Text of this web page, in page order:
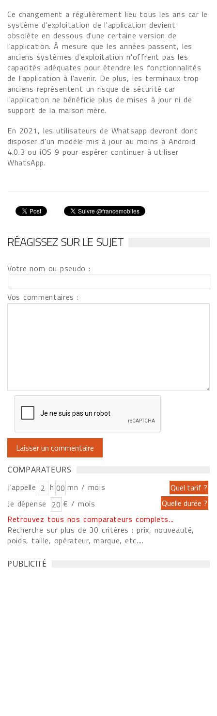
Ce changement a régulièrement lieu tous les ans car le
système d'exploitation de l'application devient
obsolète en dessous d'une certaine version de
l'application. À mesure que les années passent, les
anciens systèmes d'exploitation n'offrent pas les
capacités adéquates pour étendre les fonctionnalités
de l'application à l'avenir. De plus, les terminaux trop
anciens représentent un risque de sécurité car
l'application ne bénéficie plus de mises à jour ni de
support de la maison mère.
En 2021, les utilisateurs de Whatsapp devront donc
disposer d'un modèle mis à jour au moins à Android
4.0.3 ou iOS 9 pour espérer continuer à utiliser
WhatsApp.
RÉAGISSEZ SUR LE SUJET
Votre nom ou pseudo :
Vos commentaires :
COMPARATEURS
J'appelle h
mn / mois
Je dépense
€ / mois
Retrouvez tous nos comparateurs complets...
Recherche sur plus de 30 critères : prix, nouveauté,
poids, taille, opérateur, marque, etc....
PUBLICITÉ